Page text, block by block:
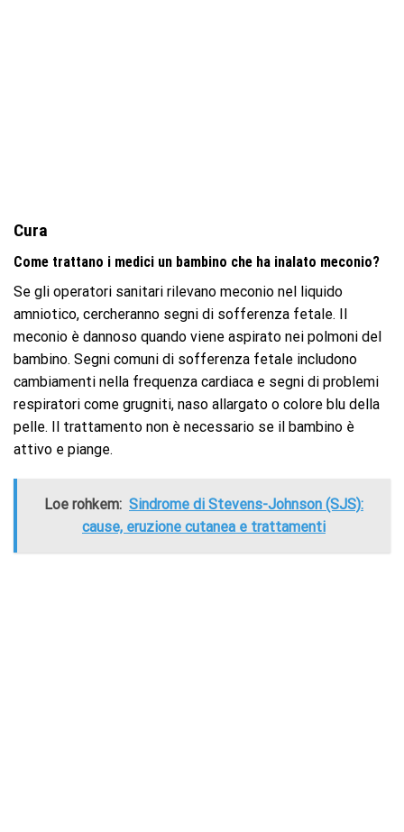
Cura
Come trattano i medici un bambino che ha inalato meconio?
Se gli operatori sanitari rilevano meconio nel liquido
amniotico, cercheranno segni di sofferenza fetale. Il
meconio è dannoso quando viene aspirato nei polmoni del
bambino. Segni comuni di sofferenza fetale includono
cambiamenti nella frequenza cardiaca e segni di problemi
respiratori come grugniti, naso allargato o colore blu della
pelle. Il trattamento non è necessario se il bambino è
attivo e piange.
Loe rohkem: Sindrome di Stevens-Johnson (SJS):
cause, eruzione cutanea e trattamenti